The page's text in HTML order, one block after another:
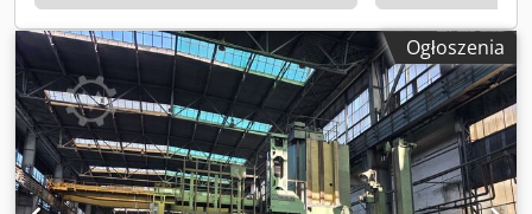
obrabianego elementu: ~2200 mm - Nośność stołu: do ~15
000 kg (15 t)
Ogłoszenia